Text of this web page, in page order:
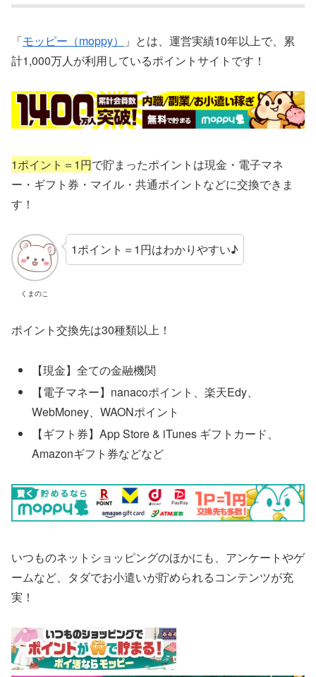
「モッピー（moppy）
」とは、運営実績10年以上で、累
計1,000万人が利用しているポイントサイトです！
1ポイント＝1円で貯まったポイントは現金・電子マネ
ー・ギフト券・マイル・共通ポイントなどに交換できま
す！
くまのこ
1ポイント＝1円はわかりやすい♪
ポイント交換先は30種類以上！
【現金】全ての金融機関
【電子マネー】nanacoポイント、楽天Edy、
WebMoney、WAONポイント
【ギフト券】App Store & iTunes ギフトカード、
Amazonギフト券などなど
いつものネットショッピングのほかにも、アンケートやゲ
ームなど、タダでお小遣いが貯められるコンテンツが充
実！